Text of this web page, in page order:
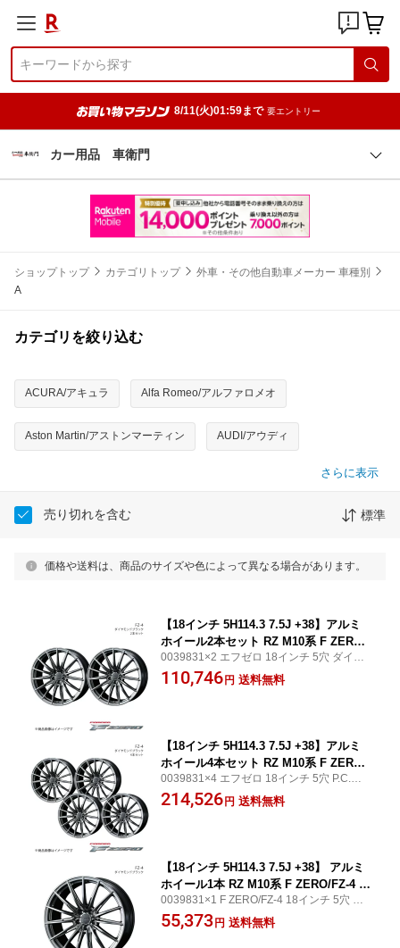
8/11(火)01:59まで 要エントリー
カー用品 車衛門
ショップトップ カテゴリトップ
外車・その他自動車メーカー 車種別
A
カテゴリを絞り込む
ACURA/アキュラ Alfa Romeo/アルファロメオ
Aston Martin/アストンマーティン AUDI/アウディ
さらに表示
売り切れを含む 標準
価格や送料は、商品のサイズや色によって異なる場合があります。
【18インチ 5H114.3 7.5J +38】アルミ
ホイール2本セット RZ M10系 F ZERO/
FZ-4 ダイヤモンドブラック 0039831×2
0039831×2 エフゼロ 18インチ 5穴 ダイヤ
モンドブラック WEDS WHEEL/ウェッズホ
イール フロント/リア共用
110,746円 送料無料
【18インチ 5H114.3 7.5J +38】アルミ
ホイール4本セット RZ M10系 F ZERO/
FZ-4 ダイヤモンドブラック 0039831×4
0039831×4 エフゼロ 18インチ 5穴 P.C.D11
4.3 ダイヤモンドブラック WEDS WHEEL/
ウェッズホイール フロント/リア共用
214,526円 送料無料
【18インチ 5H114.3 7.5J +38】 アルミ
ホイール1本 RZ M10系 F ZERO/FZ-4 ダ
イヤモンドブラック 0039831
0039831×1 F ZERO/FZ-4 18インチ 5穴 PC
D114.3 ダイヤモンドブラック WEDS WHE
EL/ウェッズホイール フロント/リア共用
55,373円 送料無料